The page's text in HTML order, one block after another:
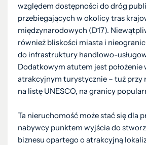
względem dostępności do dróg
przebiegających w okolicy tras
międzynarodowych (D17).
również bliskości miasta i
do infrastruktury handlowo-
Dodatkowym atutem jest położenie
atrakcyjnym turystycznie – tuż przy
na listę UNESCO, na granicy
Ta nieruchomość może stać się dla
nabywcy punktem wyjścia do
biznesu opartego o atrakcyjną